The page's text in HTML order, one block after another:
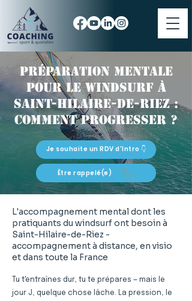
Préparation mentale
pour le windsurf à
Saint-Hilaire-de-Riez :
comment progresser ?
Je souhaite un RDV d'Intro 👇
Être rappelé(e)
L'accompagnement mental dont les
pratiquants du windsurf ont besoin à
Saint-Hilaire-de-Riez -
accompagnement à distance, en visio
et dans toute la France
Tu t'entraînes dur, tu te prépares — mais le
jour J, quelque chose lâche. La pression, le